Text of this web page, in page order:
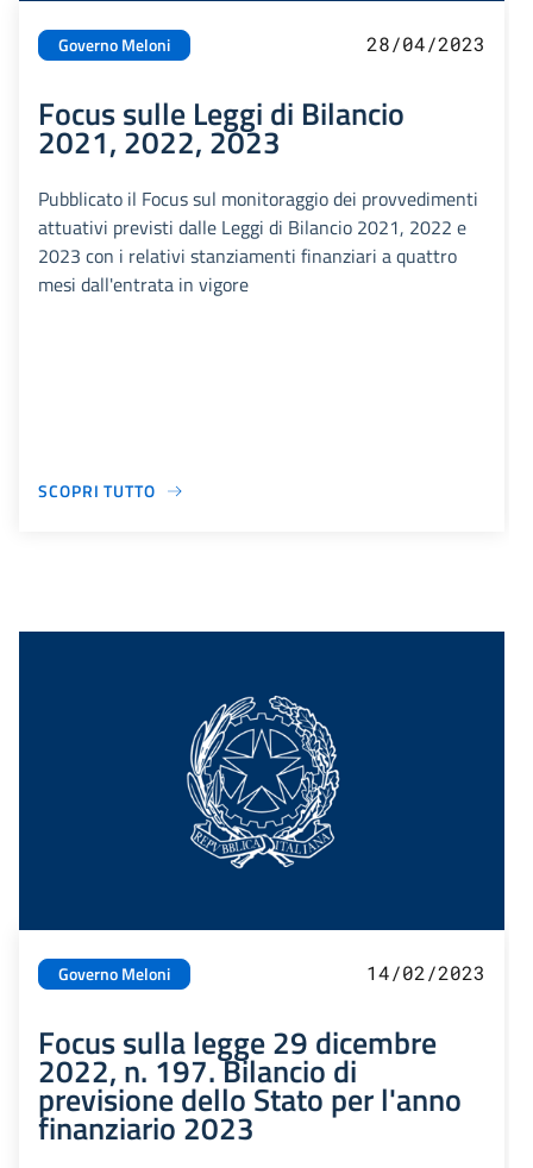
Governo Meloni 28/04/2023
Focus sulle Leggi di Bilancio
2021, 2022, 2023
Pubblicato il Focus sul monitoraggio dei provvedimenti
attuativi previsti dalle Leggi di Bilancio 2021, 2022 e
2023 con i relativi stanziamenti finanziari a quattro
mesi dall'entrata in vigore
SCOPRI TUTTO
Governo Meloni 14/02/2023
Focus sulla legge 29 dicembre
2022, n. 197. Bilancio di
previsione dello Stato per l'anno
finanziario 2023